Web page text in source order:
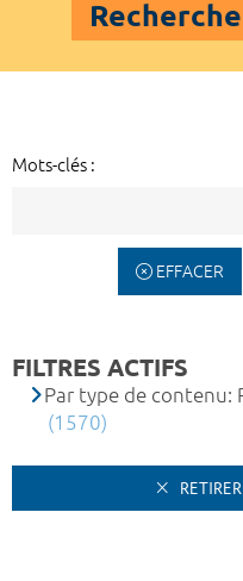
Mots-clés :
EFFACER
FILTRES ACTIFS
Par type de contenu:
(1570)